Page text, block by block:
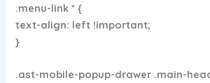
.menu-link * {
text-align: left !important;
}
.ast-mobile-popup-drawer .main-